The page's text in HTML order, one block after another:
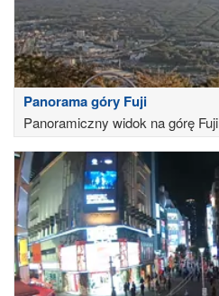
Panorama góry Fuji
Panoramiczny widok na górę Fuji